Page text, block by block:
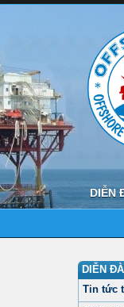
DIỄN
DIỄN
Tin tức